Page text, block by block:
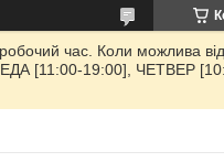
час. Коли можлива
[11:00-19:00], ЧЕТВЕР